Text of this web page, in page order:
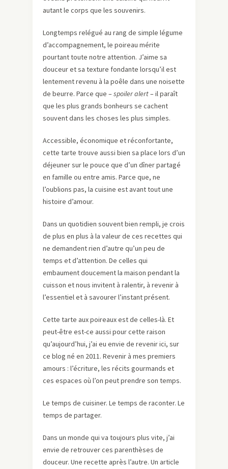
autant le corps que les souvenirs.
Longtemps relégué au rang de simple légume
d’accompagnement, le poireau mérite
pourtant toute notre attention. J’aime sa
douceur et sa texture fondante lorsqu’il est
lentement revenu à la poêle dans une noisette
de beurre. Parce que –spoiler alert– il paraît
que les plus grands bonheurs se cachent
souvent dans les choses les plus simples.
Accessible, économique et réconfortante,
cette tarte trouve aussi bien sa place lors d’un
déjeuner sur le pouce que d’un dîner partagé
en famille ou entre amis. Parce que, ne
l’oublions pas, la cuisine est avant tout une
histoire d’amour.
Dans un quotidien souvent bien rempli, je crois
de plus en plus à la valeur de ces recettes qui
ne demandent rien d’autre qu’un peu de
temps et d’attention. De celles qui
embaument doucement la maison pendant la
cuisson et nous invitent à ralentir, à revenir à
l’essentiel et à savourer l’instant présent.
Cette tarte aux poireaux est de celles-là. Et
peut-être est-ce aussi pour cette raison
qu’aujourd’hui, j’ai eu envie de revenir ici, sur
ce blog né en 2011. Revenir à mes premiers
amours : l’écriture, les récits gourmands et
ces espaces où l’on peut prendre son temps.
Le temps de cuisiner. Le temps de raconter. Le
temps de partager.
Dans un monde qui va toujours plus vite, j’ai
envie de retrouver ces parenthèses de
douceur. Une recette après l’autre. Un article